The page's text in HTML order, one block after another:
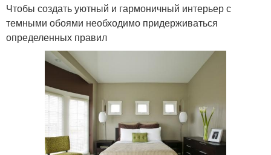
Чтобы создать уютный и гармоничный интерьер с
темными обоями необходимо придерживаться
определенных правил